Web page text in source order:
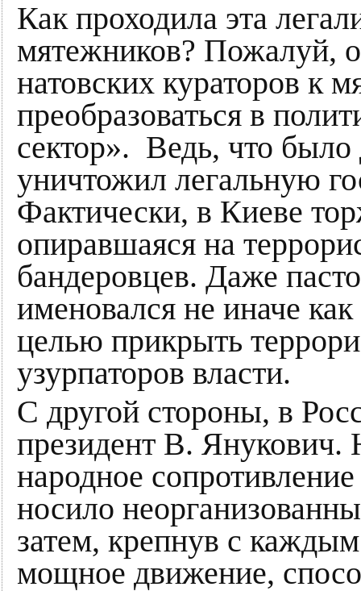
Как проходила эта
мятежников? Пожалуй,
натовских кураторов к
преобразоваться в
сектор». Ведь, что
уничтожил легальную
Фактически, в Киеве
опиравшаяся на
бандеровцев. Даже
именовался не иначе
целью прикрыть
узурпаторов власти.
С другой стороны, в
президент В. Янукович.
народное
носило
затем, крепнув с
мощное движение,